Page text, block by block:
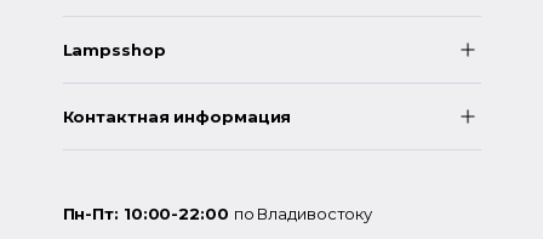
Lampsshop
Контактная информация
Пн-Пт: 10:00-22:00 по Владивостоку